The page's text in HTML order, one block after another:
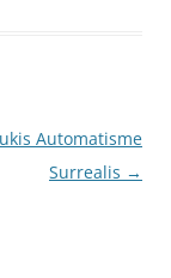
Automatisme
Surrealis →